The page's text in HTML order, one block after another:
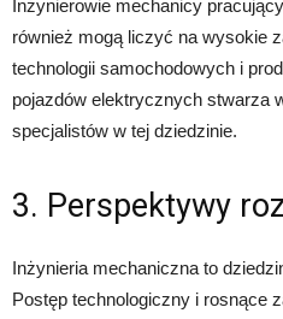
Inżynierowie mechanicy
również mogą liczyć na wysokie
technologii samochodowych i
pojazdów elektrycznych stwarza
specjalistów w tej dziedzinie.
3. Perspektywy
Inżynieria mechaniczna to
Postęp technologiczny i rosnące